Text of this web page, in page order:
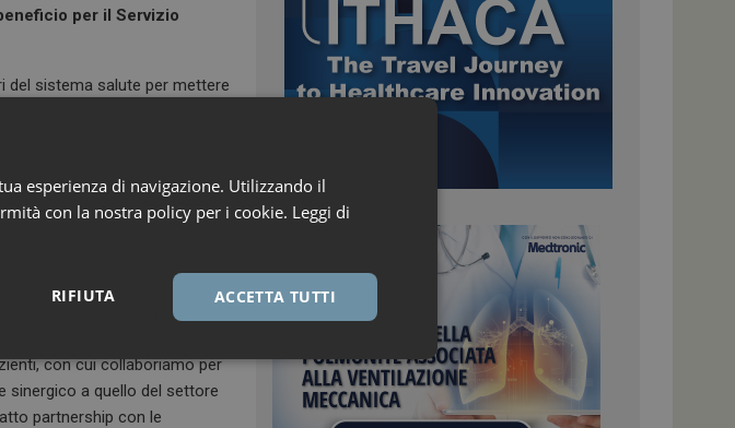
per il Servizio
del sistema salute per mettere
alla sua sostenibilità. È un
lavorare insieme a modelli di
sul loro costo. È un
sperimentazione delle nostre
di ricercatori e medici
alle necessità di
bando di concorso dedicato
per oltre 12
con cui collaboriamo per
sinergico a quello del settore
partnership con le
esperienza di navigazione. Utilizzando il
con la nostra policy per i cookie. Leggi di
ACCETTA TUTTI
RIFIUTA
Marketing